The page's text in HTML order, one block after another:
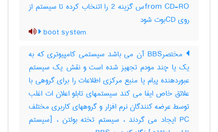
from CD-ROس گزینه 2 را اتنخاب کرده تا سیستم از
روی CDبوت شود
boot system
مختصرBBS آن می باشد سیستمی کامپیوتری که به
یک یا چند مودم تجهیز شده است و نقش یک سیستم
عبوردهنده پیام یا منبع مرکزی اطلاعات را برای گروهی با
علائق خاص ایفا می کند سیستمهای تابلو اعلان ات اغلب
توسط عرضه کنندگان نرم افزار و گروههای کاربری مختلف
PC ایجاد می گردند ، سیستم تخته بولتن ، [سیستم